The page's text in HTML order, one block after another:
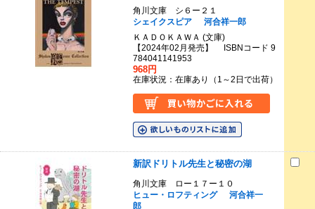
角川文庫 シ６ー２１
シェイクスピア
河合祥一郎
ＫＡＤＯＫＡＷＡ (文庫)
【2024年02月発売】 ISBNコード 9
784041141953
968円
在庫状況：在庫あり（1～2日で出荷）
新訳ドリトル先生と秘密の湖
角川文庫 ロー１７ー１０
ヒュー・ロフティング
河合祥一
郎